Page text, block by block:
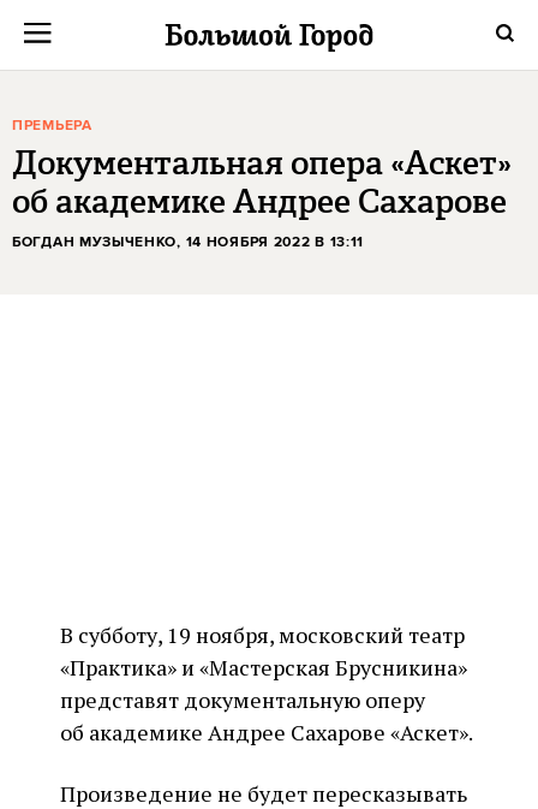
ПРЕМЬЕРА
Документальная опера «Аскет»
об академике Андрее Сахарове
БОГДАН МУЗЫЧЕНКО, 14 НОЯБРЯ 2022 В 13:11
В субботу, 19 ноября, московский театр
«Практика» и «Мастерская Брусникина»
представят документальную оперу
об академике Андрее Сахарове «Аскет».
Произведение не будет пересказывать